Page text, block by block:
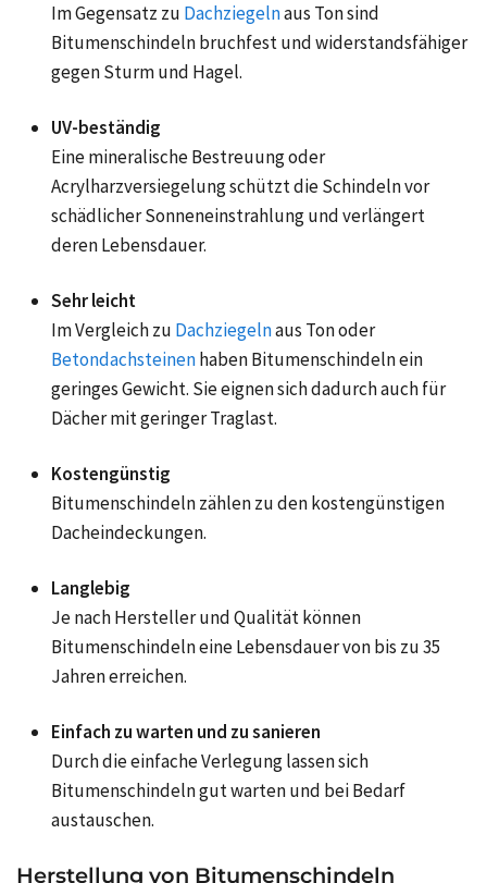
Im Gegensatz zu Dachziegelnaus Ton sind
Bitumenschindeln bruchfest und widerstandsfähiger
gegen Sturm und Hagel.
UV-beständig
Eine mineralische Bestreuung oder
Acrylharzversiegelung schützt die Schindeln vor
schädlicher Sonneneinstrahlung und verlängert
deren Lebensdauer.
Sehr leicht
Im Vergleich zu Dachziegelnaus Ton oder
Betondachsteinenhaben Bitumenschindeln ein
geringes Gewicht. Sie eignen sich dadurch auch für
Dächer mit geringer Traglast.
Kostengünstig
Bitumenschindeln zählen zu den kostengünstigen
Dacheindeckungen.
Langlebig
Je nach Hersteller und Qualität können
Bitumenschindeln eine Lebensdauer von bis zu 35
Jahren erreichen.
Einfach zu warten und zu sanieren
Durch die einfache Verlegung lassen sich
Bitumenschindeln gut warten und bei Bedarf
austauschen.
Herstellung von Bitumenschindeln